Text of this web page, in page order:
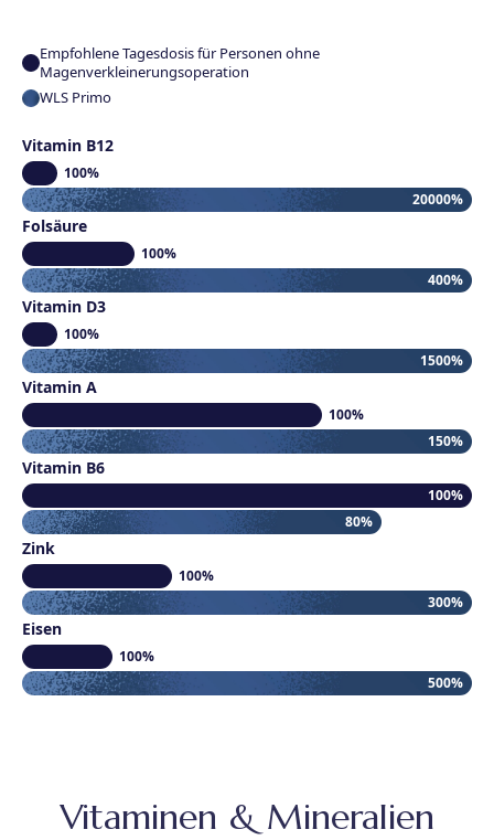
Empfohlene Tagesdosis für Personen ohne
Magenverkleinerungsoperation
WLS Primo
Vitamin B12
100%
20000%
Folsäure
100%
400%
Vitamin D3
100%
1500%
Vitamin A
100%
150%
Vitamin B6
100%
80%
Zink
100%
300%
Eisen
100%
500%
Vitaminen & Mineralien